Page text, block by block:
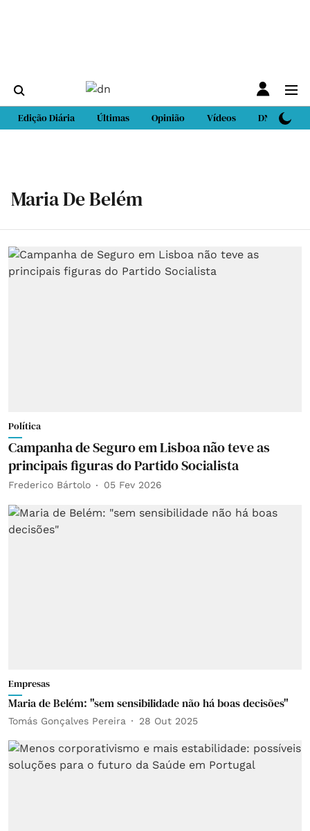
Edição Diária Últimas Opinião Vídeos DN Sport
Maria De Belém
Política
Campanha de Seguro em Lisboa não teve as
principais figuras do Partido Socialista
Frederico Bártolo 05 Fev 2026
Empresas
Maria de Belém: "sem sensibilidade não há boas decisões"
Tomás Gonçalves Pereira 28 Out 2025